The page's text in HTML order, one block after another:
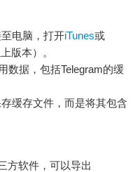
电脑，打开iTunes或
版本）。
数据，包括Telegram的缓
缓存文件，而是将其包含
方软件，可以导出